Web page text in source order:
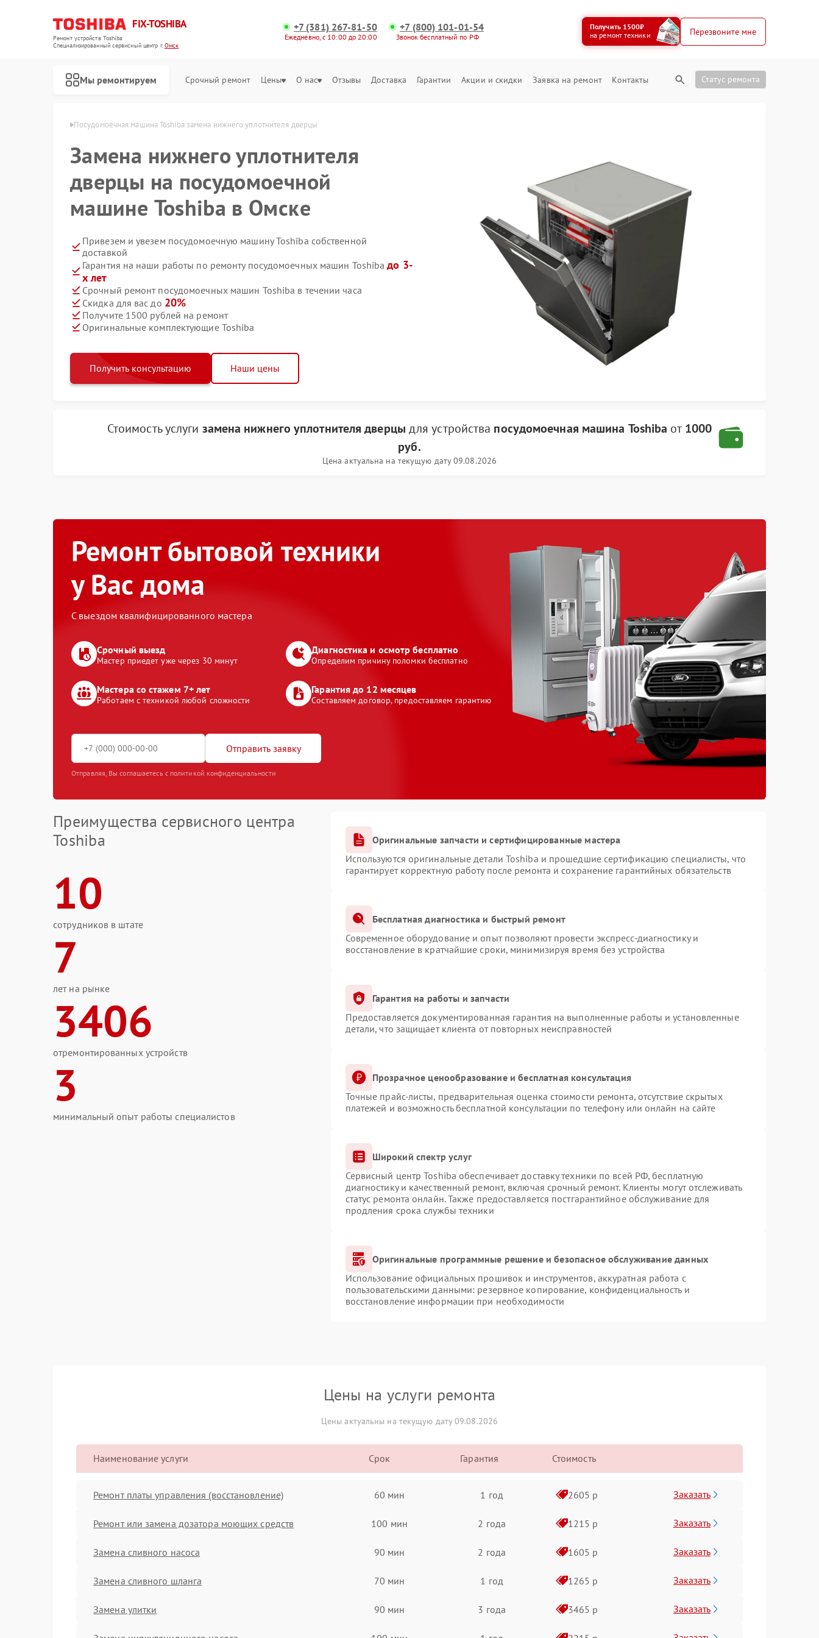
FIX-TOSHIBA
Ремонт устройств Toshiba
Специализированный cервисный центр г.Омск
+7 (381) 267-81-50
Ежедневно, с 10:00 до 20:00
+7 (800) 101-01-54
Звонок бесплатный по РФ
Получить 1500₽
на ремонт техники
Перезвоните мне
Мы ремонтируем Срочный ремонт Цены О нас Отзывы Доставка Гарантии Акции и скидки Заявка на ремонт Контакты Статус ремонта
Посудомоечная машина Toshiba замена нижнего уплотнителя дверцы
Замена нижнего уплотнителя
дверцы на посудомоечной
машине Toshiba в Омске
Привезем и увезем посудомоечную машину Toshiba собственной
доставкой
Гарантия на наши работы по ремонту посудомоечных машин Toshibaдо 3-
х лет
Срочный ремонт посудомоечных машин Toshiba в течении часа
Скидка для вас до 20%
Получите 1500 рублей на ремонт
Оригинальные комплектующие Toshiba
Получить консультацию Наши цены
Стоимость услуги замена нижнего уплотнителя дверцы для устройства посудомоечная машина Toshiba от 1000
руб.
Цена актуальна на текущую дату 09.08.2026
Ремонт бытовой техники
у Вас дома
С выездом квалифицированного мастера
Срочный выезд
Мастер приедет уже через 30 минут
Диагностика и осмотр бесплатно
Определим причину поломки бесплатно
Мастера со стажем 7+ лет
Работаем с техникой любой сложности
Гарантия до 12 месяцев
Составляем договор, предоставляем гарантию
Отправить заявку
Отправляя, Вы соглашаетесь с политикой конфиденциальности
Преимущества сервисного центра
Toshiba
10
сотрудников в штате
7
лет на рынке
3406
отремонтированных устройств
3
минимальный опыт работы специалистов
Оригинальные запчасти и сертифицированные мастера
Используются оригинальные детали Toshiba и прошедшие сертификацию специалисты, что
гарантирует корректную работу после ремонта и сохранение гарантийных обязательств
Бесплатная диагностика и быстрый ремонт
Современное оборудование и опыт позволяют провести экспресс-диагностику и
восстановление в кратчайшие сроки, минимизируя время без устройства
Гарантия на работы и запчасти
Предоставляется документированная гарантия на выполненные работы и установленные
детали, что защищает клиента от повторных неисправностей
Прозрачное ценообразование и бесплатная консультация
Точные прайс-листы, предварительная оценка стоимости ремонта, отсутствие скрытых
платежей и возможность бесплатной консультации по телефону или онлайн на сайте
Широкий спектр услуг
Сервисный центр Toshiba обеспечивает доставку техники по всей РФ, бесплатную
диагностику и качественный ремонт, включая срочный ремонт. Клиенты могут отслеживать
статус ремонта онлайн. Также предоставляется постгарантийное обслуживание для
продления срока службы техники
Оригинальные программные решение и безопасное обслуживание данных
Использование официальных прошивок и инструментов, аккуратная работа с
пользовательскими данными: резервное копирование, конфиденциальность и
восстановление информации при необходимости
Цены на услуги ремонта
Цены актуальны на текущую дату 09.08.2026
Наименование услуги Срок Гарантия Стоимость
Ремонт платы управления (восстановление) 60 мин 1 год 2605 р Заказать
Ремонт или замена дозатора моющих средств 100 мин 2 года 1215 р Заказать
Замена сливного насоса 90 мин 2 года 1605 р Заказать
Замена сливного шланга 70 мин 1 год 1265 р Заказать
Замена улитки 90 мин 3 года 3465 р Заказать